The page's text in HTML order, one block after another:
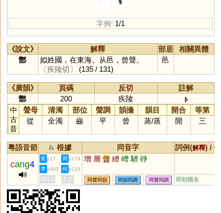
字例: 1/1
《說文》 解釋 部居
相關異體
鄫
姒姓國，在東海。从邑，曾聲。
〔疾陵切〕
(135 / 131)
邑
《廣韻》 頁碼 反切
註解
鄫
200
疾陵
中
古
音
聲母 清濁 部位 聲調 韻攝 韻目 開合
等第
從
全濁 齒 平 曾 蒸/蒸 開 三
粵語音節 & 根據 同音字 詞例(解釋) /
cang4
黃 p17 周 p179 增 層 曾 繒 嶒 驓 碀
李 p303 何 p120
HKLS 人文 同聲同韻 同韻同調 同聲同調 周朝國名